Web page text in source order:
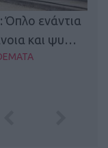
ενάντια
και ψυ…